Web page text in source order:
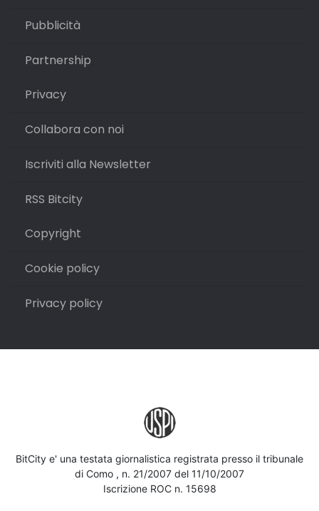
Pubblicità
Partnership
Privacy
Collabora con noi
Iscriviti alla Newsletter
RSS Bitcity
Copyright
Cookie policy
Privacy policy
BitCity e' una testata giornalistica registrata presso il tribunale
di Como , n. 21/2007 del 11/10/2007
Iscrizione ROC n. 15698